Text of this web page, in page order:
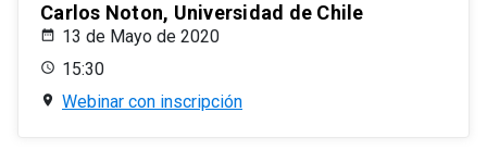
Carlos Noton, Universidad de Chile
13 de Mayo de 2020
15:30
Webinar con inscripción